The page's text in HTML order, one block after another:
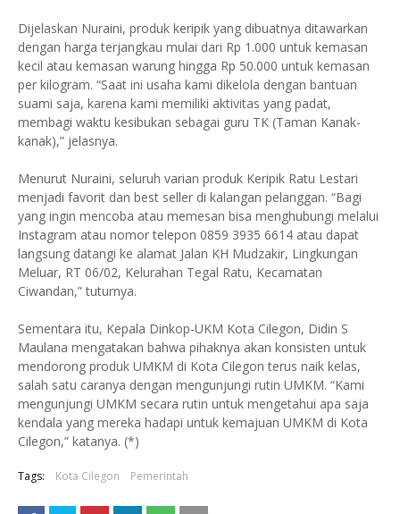
Dijelaskan Nuraini, produk keripik yang dibuatnya ditawarkan
dengan harga terjangkau mulai dari Rp 1.000 untuk kemasan
kecil atau kemasan warung hingga Rp 50.000 untuk kemasan
per kilogram. “Saat ini usaha kami dikelola dengan bantuan
suami saja, karena kami memiliki aktivitas yang padat,
membagi waktu kesibukan sebagai guru TK (Taman Kanak-
kanak),” jelasnya.
Menurut Nuraini, seluruh varian produk Keripik Ratu Lestari
menjadi favorit dan best seller di kalangan pelanggan. “Bagi
yang ingin mencoba atau memesan bisa menghubungi melalui
Instagram atau nomor telepon 0859 3935 6614 atau dapat
langsung datangi ke alamat Jalan KH Mudzakir, Lingkungan
Meluar, RT 06/02, Kelurahan Tegal Ratu, Kecamatan
Ciwandan,” tuturnya.
Sementara itu, Kepala Dinkop-UKM Kota Cilegon, Didin S
Maulana mengatakan bahwa pihaknya akan konsisten untuk
mendorong produk UMKM di Kota Cilegon terus naik kelas,
salah satu caranya dengan mengunjungi rutin UMKM. “Kami
mengunjungi UMKM secara rutin untuk mengetahui apa saja
kendala yang mereka hadapi untuk kemajuan UMKM di Kota
Cilegon,” katanya. (*)
Tags: Kota Cilegon Pemerintah